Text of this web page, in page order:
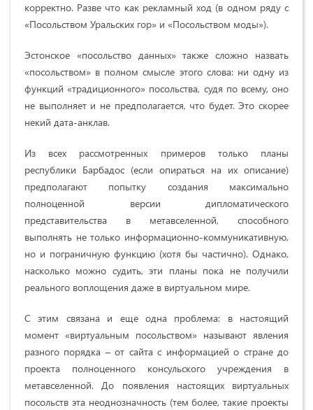
корректно. Разве что как рекламный ход (в одном ряду с
«Посольством Уральских гор» и «Посольством моды»).
Эстонское «посольство данных» также сложно назвать
«посольством» в полном смысле этого слова: ни одну из
функций «традиционного» посольства, судя по всему, оно
не выполняет и не предполагается, что будет. Это скорее
некий дата-анклав.
Из всех рассмотренных примеров только планы
республики Барбадос (если опираться на их описание)
предполагают попытку создания максимально
полноценной версии дипломатического
представительства в метавселенной, способного
выполнять не только информационно-коммуникативную,
но и пограничную функцию (хотя бы частично). Однако,
насколько можно судить, эти планы пока не получили
реального воплощения даже в виртуальном мире.
С этим связана и еще одна проблема: в настоящий
момент «виртуальным посольством» называют явления
разного порядка – от сайта с информацией о стране до
проекта полноценного консульского учреждения в
метавселенной. До появления настоящих виртуальных
посольств эта неоднозначность (тем более, такие проекты